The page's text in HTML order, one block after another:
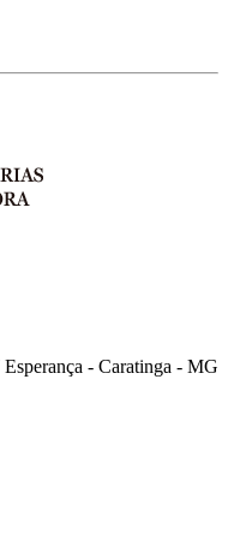
- Caratinga - MG